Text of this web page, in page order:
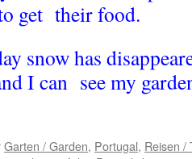
get their food.
snow has
I can see my
Garten / Garden, Portugal, Reisen /